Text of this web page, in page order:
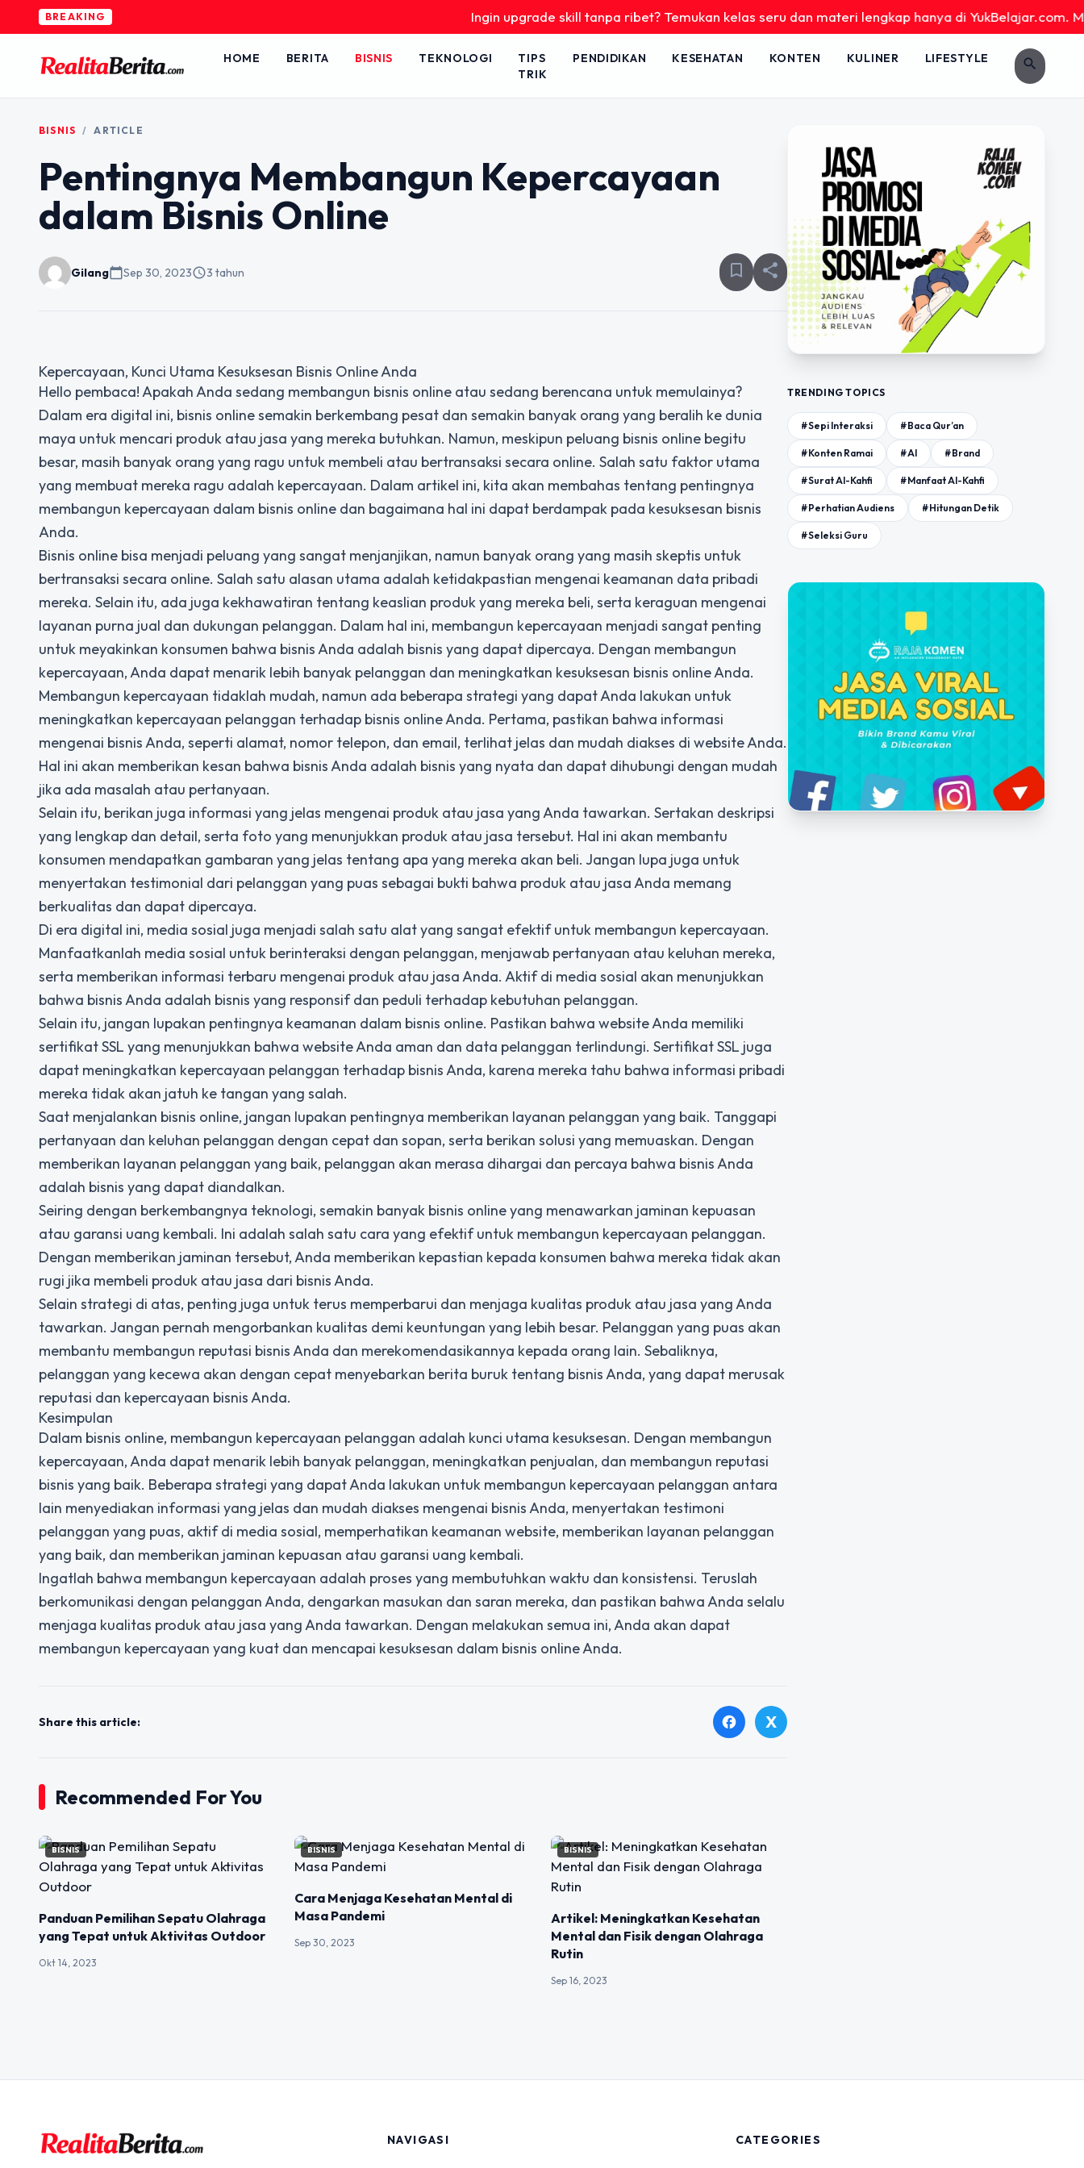
BREAKING Ingin upgrade skill tanpa ribet? Temukan kelas seru dan materi lengkap hanya di YukBelajar.com. Mulai
HOME BERITA BISNIS TEKNOLOGI
TIPS
TRIK
PENDIDIKAN KESEHATAN KONTEN KULINER LIFESTYLE search
BISNIS / ARTICLE
Pentingnya Membangun Kepercayaan
dalam Bisnis Online
Gilangcalendar_todaySep 30, 2023schedule3 tahun bookmark_border share
Kepercayaan, Kunci Utama Kesuksesan Bisnis Online Anda
Hello pembaca! Apakah Anda sedang membangun bisnis online atau sedang berencana untuk memulainya?
Dalam era digital ini, bisnis online semakin berkembang pesat dan semakin banyak orang yang beralih ke dunia
maya untuk mencari produk atau jasa yang mereka butuhkan. Namun, meskipun peluang bisnis online begitu
besar, masih banyak orang yang ragu untuk membeli atau bertransaksi secara online. Salah satu faktor utama
yang membuat mereka ragu adalah kepercayaan. Dalam artikel ini, kita akan membahas tentang pentingnya
membangun kepercayaan dalam bisnis online dan bagaimana hal ini dapat berdampak pada kesuksesan bisnis
Anda.
Bisnis online bisa menjadi peluang yang sangat menjanjikan, namun banyak orang yang masih skeptis untuk
bertransaksi secara online. Salah satu alasan utama adalah ketidakpastian mengenai keamanan data pribadi
mereka. Selain itu, ada juga kekhawatiran tentang keaslian produk yang mereka beli, serta keraguan mengenai
layanan purna jual dan dukungan pelanggan. Dalam hal ini, membangun kepercayaan menjadi sangat penting
untuk meyakinkan konsumen bahwa bisnis Anda adalah bisnis yang dapat dipercaya. Dengan membangun
kepercayaan, Anda dapat menarik lebih banyak pelanggan dan meningkatkan kesuksesan bisnis online Anda.
Membangun kepercayaan tidaklah mudah, namun ada beberapa strategi yang dapat Anda lakukan untuk
meningkatkan kepercayaan pelanggan terhadap bisnis online Anda. Pertama, pastikan bahwa informasi
mengenai bisnis Anda, seperti alamat, nomor telepon, dan email, terlihat jelas dan mudah diakses di website Anda.
Hal ini akan memberikan kesan bahwa bisnis Anda adalah bisnis yang nyata dan dapat dihubungi dengan mudah
jika ada masalah atau pertanyaan.
Selain itu, berikan juga informasi yang jelas mengenai produk atau jasa yang Anda tawarkan. Sertakan deskripsi
yang lengkap dan detail, serta foto yang menunjukkan produk atau jasa tersebut. Hal ini akan membantu
konsumen mendapatkan gambaran yang jelas tentang apa yang mereka akan beli. Jangan lupa juga untuk
menyertakan testimonial dari pelanggan yang puas sebagai bukti bahwa produk atau jasa Anda memang
berkualitas dan dapat dipercaya.
Di era digital ini, media sosial juga menjadi salah satu alat yang sangat efektif untuk membangun kepercayaan.
Manfaatkanlah media sosial untuk berinteraksi dengan pelanggan, menjawab pertanyaan atau keluhan mereka,
serta memberikan informasi terbaru mengenai produk atau jasa Anda. Aktif di media sosial akan menunjukkan
bahwa bisnis Anda adalah bisnis yang responsif dan peduli terhadap kebutuhan pelanggan.
Selain itu, jangan lupakan pentingnya keamanan dalam bisnis online. Pastikan bahwa website Anda memiliki
sertifikat SSL yang menunjukkan bahwa website Anda aman dan data pelanggan terlindungi. Sertifikat SSL juga
dapat meningkatkan kepercayaan pelanggan terhadap bisnis Anda, karena mereka tahu bahwa informasi pribadi
mereka tidak akan jatuh ke tangan yang salah.
Saat menjalankan bisnis online, jangan lupakan pentingnya memberikan layanan pelanggan yang baik. Tanggapi
pertanyaan dan keluhan pelanggan dengan cepat dan sopan, serta berikan solusi yang memuaskan. Dengan
memberikan layanan pelanggan yang baik, pelanggan akan merasa dihargai dan percaya bahwa bisnis Anda
adalah bisnis yang dapat diandalkan.
Seiring dengan berkembangnya teknologi, semakin banyak bisnis online yang menawarkan jaminan kepuasan
atau garansi uang kembali. Ini adalah salah satu cara yang efektif untuk membangun kepercayaan pelanggan.
Dengan memberikan jaminan tersebut, Anda memberikan kepastian kepada konsumen bahwa mereka tidak akan
rugi jika membeli produk atau jasa dari bisnis Anda.
Selain strategi di atas, penting juga untuk terus memperbarui dan menjaga kualitas produk atau jasa yang Anda
tawarkan. Jangan pernah mengorbankan kualitas demi keuntungan yang lebih besar. Pelanggan yang puas akan
membantu membangun reputasi bisnis Anda dan merekomendasikannya kepada orang lain. Sebaliknya,
pelanggan yang kecewa akan dengan cepat menyebarkan berita buruk tentang bisnis Anda, yang dapat merusak
reputasi dan kepercayaan bisnis Anda.
Kesimpulan
Dalam bisnis online, membangun kepercayaan pelanggan adalah kunci utama kesuksesan. Dengan membangun
kepercayaan, Anda dapat menarik lebih banyak pelanggan, meningkatkan penjualan, dan membangun reputasi
bisnis yang baik. Beberapa strategi yang dapat Anda lakukan untuk membangun kepercayaan pelanggan antara
lain menyediakan informasi yang jelas dan mudah diakses mengenai bisnis Anda, menyertakan testimoni
pelanggan yang puas, aktif di media sosial, memperhatikan keamanan website, memberikan layanan pelanggan
yang baik, dan memberikan jaminan kepuasan atau garansi uang kembali.
Ingatlah bahwa membangun kepercayaan adalah proses yang membutuhkan waktu dan konsistensi. Teruslah
berkomunikasi dengan pelanggan Anda, dengarkan masukan dan saran mereka, dan pastikan bahwa Anda selalu
menjaga kualitas produk atau jasa yang Anda tawarkan. Dengan melakukan semua ini, Anda akan dapat
membangun kepercayaan yang kuat dan mencapai kesuksesan dalam bisnis online Anda.
Share this article: facebook X
Recommended For You
BISNIS
Panduan Pemilihan Sepatu Olahraga
yang Tepat untuk Aktivitas Outdoor
Okt 14, 2023
BISNIS
Cara Menjaga Kesehatan Mental di
Masa Pandemi
Sep 30, 2023
BISNIS
Artikel: Meningkatkan Kesehatan
Mental dan Fisik dengan Olahraga
Rutin
Sep 16, 2023
TRENDING TOPICS
#Sepi Interaksi #Baca Qur’an
#Konten Ramai #AI #Brand
#Surat Al-Kahfi #Manfaat Al-Kahfi
#Perhatian Audiens #Hitungan Detik
#Seleksi Guru
NAVIGASI CATEGORIES